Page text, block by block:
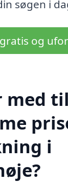
søgen i
og
med
i